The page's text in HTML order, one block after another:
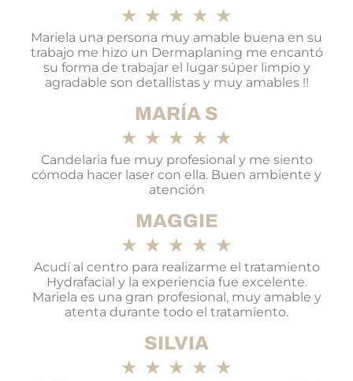
★ ★ ★ ★ ★
Mariela una persona muy amable buena en su
trabajo me hizo un Dermaplaning me encantó
su forma de trabajar el lugar súper limpio y
agradable son detallistas y muy amables !!
MARÍA S
★ ★ ★ ★ ★
Candelaria fue muy profesional y me siento
cómoda hacer laser con ella. Buen ambiente y
atención
MAGGIE
★ ★ ★ ★ ★
Acudí al centro para realizarme el tratamiento
Hydrafacial y la experiencia fue excelente.
Mariela es una gran profesional, muy amable y
atenta durante todo el tratamiento.
SILVIA
★ ★ ★ ★ ★